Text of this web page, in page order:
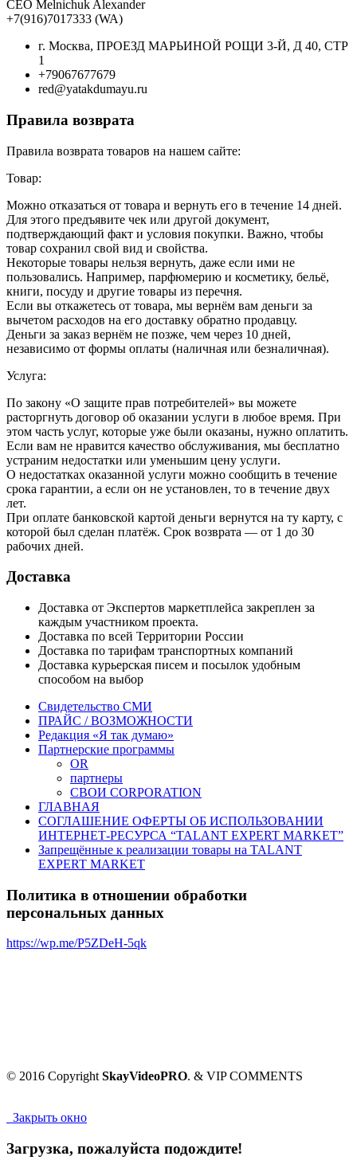
CEO Melnichuk Alexander
+7(916)7017333 (WA)
г. Москва, ПРОЕЗД МАРЬИНОЙ РОЩИ 3-Й, Д 40, СТР
1
+79067677679
red@yatakdumayu.ru
Правила возврата
Правила возврата товаров на нашем сайте:
Товар:
Можно отказаться от товара и вернуть его в течение 14 дней.
Для этого предъявите чек или другой документ,
подтверждающий факт и условия покупки. Важно, чтобы
товар сохранил свой вид и свойства.
Некоторые товары нельзя вернуть, даже если ими не
пользовались. Например, парфюмерию и косметику, бельё,
книги, посуду и другие товары из перечня.
Если вы откажетесь от товара, мы вернём вам деньги за
вычетом расходов на его доставку обратно продавцу.
Деньги за заказ вернём не позже, чем через 10 дней,
независимо от формы оплаты (наличная или безналичная).
Услуга:
По закону «О защите прав потребителей» вы можете
расторгнуть договор об оказании услуги в любое время. При
этом часть услуг, которые уже были оказаны, нужно оплатить.
Если вам не нравится качество обслуживания, мы бесплатно
устраним недостатки или уменьшим цену услуги.
О недостатках оказанной услуги можно сообщить в течение
срока гарантии, а если он не установлен, то в течение двух
лет.
При оплате банковской картой деньги вернутся на ту карту, с
которой был сделан платёж. Срок возврата — от 1 до 30
рабочих дней.
Доставка
Доставка от Экспертов маркетплейса закреплен за
каждым участником проекта.
Доставка по всей Территории России
Доставка по тарифам транспортных компаний
Доставка курьерская писем и посылок удобным
способом на выбор
Свидетельство СМИ
ПРАЙС / ВОЗМОЖНОСТИ
Редакция «Я так думаю»
Партнерские программы
OR
партнеры
СВОИ CORPORATION
ГЛАВНАЯ
СОГЛАШЕНИЕ ОФЕРТЫ ОБ ИСПОЛЬЗОВАНИИ
ИНТЕРНЕТ-РЕСУРСА “TALANT EXPERT MARKET”
Запрещённые к реализации товары на TALANT
EXPERT MARKET
Политика в отношении обработки
персональных данных
https://wp.me/P5ZDeH-5qk
© 2016 CopyrightSkayVideoPRO. & VIP COMMENTS
Закрыть окно
Загрузка, пожалуйста подождите!